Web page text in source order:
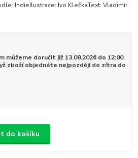
IndieIlustrace: Ivo KlečkaText: Vladimír
můžeme doručit již 13.08.2026 do 12:00.
zboží objednáte nejpozději do zítra do
do košíku